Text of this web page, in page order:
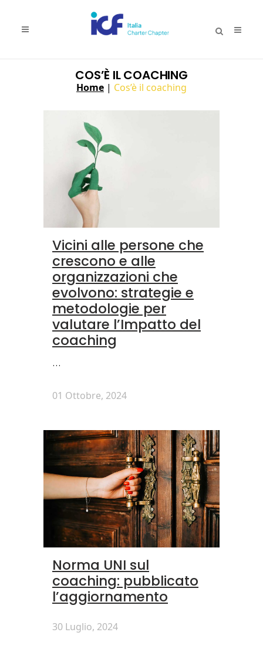
COS’È IL COACHING
Home | Cos’è il coaching
Vicini alle persone che
crescono e alle
organizzazioni che
evolvono: strategie e
metodologie per
valutare l’Impatto del
coaching
...
01 Ottobre, 2024
Norma UNI sul
coaching: pubblicato
l’aggiornamento
30 Luglio, 2024